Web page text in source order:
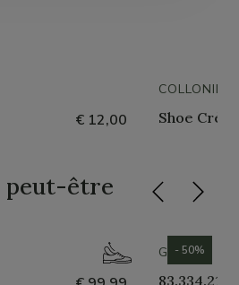
€ 12,00
COLLONIL
Shoe
peut-être
GABOR
83.334.21
- 50%